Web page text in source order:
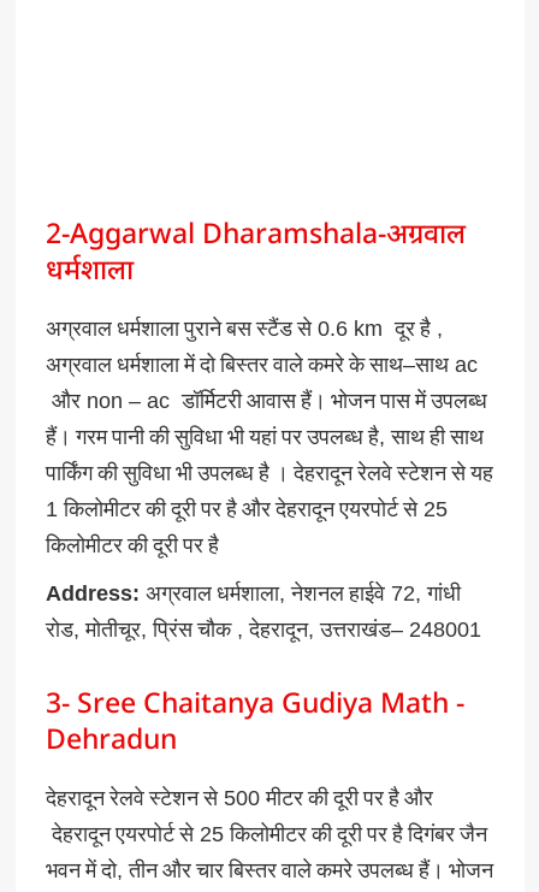
2-Aggarwal Dharamshala-अग्रवाल
धर्मशाला
अग्रवाल धर्मशाला पुराने बस स्टैंड से0.6 kmदूर है,
अग्रवाल धर्मशाला में दो बिस्तर वाले कमरे के साथ–साथac
औरnon – acडॉर्मिटरी आवास हैं। भोजन पास में उपलब्ध
हैं। गरम पानी की सुविधा भी यहां पर उपलब्ध है,साथ ही साथ
पार्किंग की सुविधा भी उपलब्ध है । देहरादून रेलवे स्टेशन से यह
1किलोमीटर की दूरी पर है और देहरादून एयरपोर्ट से25
किलोमीटर की दूरी पर है
Address: अग्रवाल धर्मशाला,नेशनल हाईवे72,गांधी
रोड,मोतीचूर,प्रिंस चौक,देहरादून,उत्तराखंड– 248001
3- Sree Chaitanya Gudiya Math -
Dehradun
देहरादून रेलवे स्टेशन से500मीटर की दूरी पर है और
देहरादून एयरपोर्ट से25किलोमीटर की दूरी पर है दिगंबर जैन
भवन में दो,तीन और चार बिस्तर वाले कमरे उपलब्ध हैं। भोजन